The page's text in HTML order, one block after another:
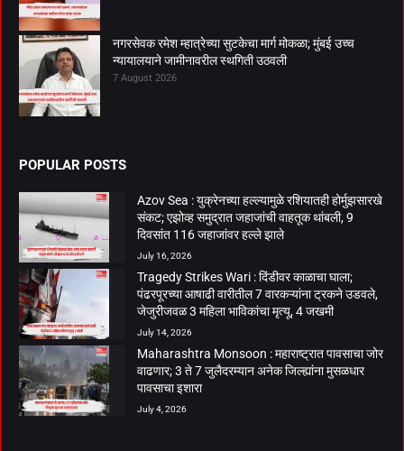
नगरसेवक रमेश म्हात्रेच्या सुटकेचा मार्ग मोकळा; मुंबई उच्च
न्यायालयाने जामीनावरील स्थगिती उठवली
7 August 2026
POPULAR POSTS
Azov Sea : युक्रेनच्या हल्ल्यामुळे रशियातही होर्मुझसारखे
संकट; एझोव्ह समुद्रात जहाजांची वाहतूक थांबली, 9
दिवसांत 116 जहाजांवर हल्ले झाले
July 16, 2026
Tragedy Strikes Wari : दिंडीवर काळाचा घाला;
पंढरपूरच्या आषाढी वारीतील 7 वारकऱ्यांना ट्रकने उडवले,
जेजुरीजवळ 3 महिला भाविकांचा मृत्यू, 4 जखमी
July 14, 2026
Maharashtra Monsoon : महाराष्ट्रात पावसाचा जोर
वाढणार; 3 ते 7 जुलैदरम्यान अनेक जिल्ह्यांना मुसळधार
पावसाचा इशारा
July 4, 2026